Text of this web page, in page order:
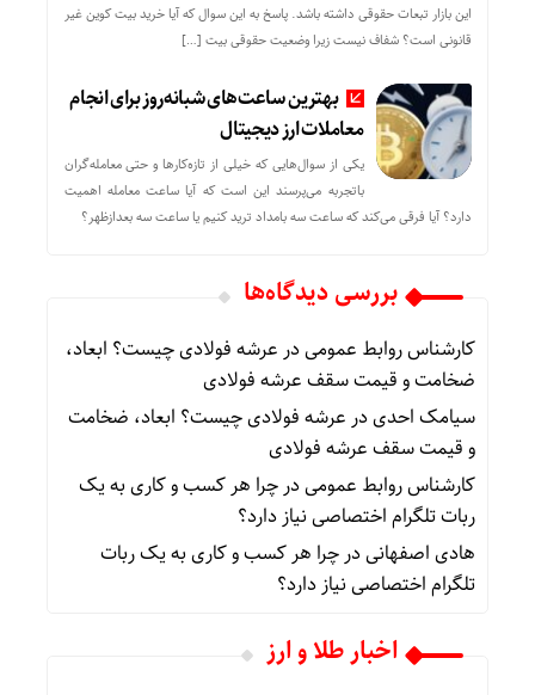
این بازار تبعات حقوقی داشته باشد. پاسخ به این سوال که آیا خرید بیت کوین غیر
قانونی است؟ شفاف نیست زیرا وضعیت حقوقی بیت‌ […]
بهترین ساعت‌های شبانه‌روز برای انجام
معاملات ارز دیجیتال
یکی از سوال‌هایی که خیلی از تازه‌کارها و حتی معامله‌گران
باتجربه می‌پرسند این است که آیا ساعت معامله اهمیت
دارد؟ آیا فرقی می‌کند که ساعت سه بامداد ترید کنیم یا ساعت سه بعدازظهر؟
بررسی دیدگاه‌ها
کارشناس روابط عمومیدر عرشه فولادی چیست؟ ابعاد،
ضخامت و قیمت سقف عرشه فولادی
سیامک احدیدر عرشه فولادی چیست؟ ابعاد، ضخامت
و قیمت سقف عرشه فولادی
کارشناس روابط عمومیدرچرا هر کسب‌ و کاری به یک
ربات تلگرام اختصاصی نیاز دارد؟
هادی اصفهانیدرچرا هر کسب‌ و کاری به یک ربات
تلگرام اختصاصی نیاز دارد؟
اخبار طلا و ارز